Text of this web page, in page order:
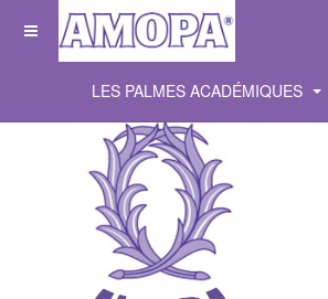
LES PALMES ACADÉMIQUES